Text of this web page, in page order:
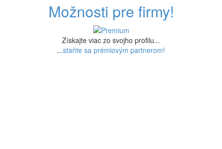
Možnosti pre firmy!
Získajte viac zo svojho profilu...
...staňte sa prémiovým partnerom!